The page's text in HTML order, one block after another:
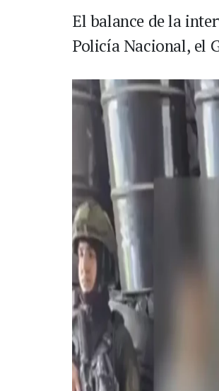
El balance de la
Policía Nacional, el